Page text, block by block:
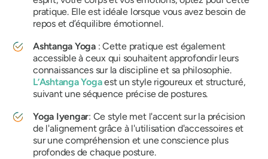
pratique. Elle est idéale lorsque vous avez besoin de
repos et d’équilibre émotionnel.
Ashtanga Yoga: Cette pratique est également
accessible à ceux qui souhaitent approfondir leurs
connaissances sur la discipline et sa philosophie.
L’Ashtanga Yogaest un style rigoureux et structuré,
suivant une séquence précise de postures.
Yoga Iyengar: Ce style met l'accent sur la précision
de l'alignement grâce à l'utilisation d'accessoires et
sur une compréhension et une conscience plus
profondes de chaque posture.